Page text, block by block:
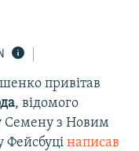
привітав
, відомого
Семену з Новим
Фейсбуці написав